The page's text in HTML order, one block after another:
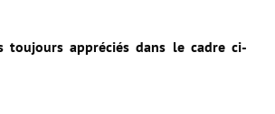
toujours appréciés dans le cadre ci-